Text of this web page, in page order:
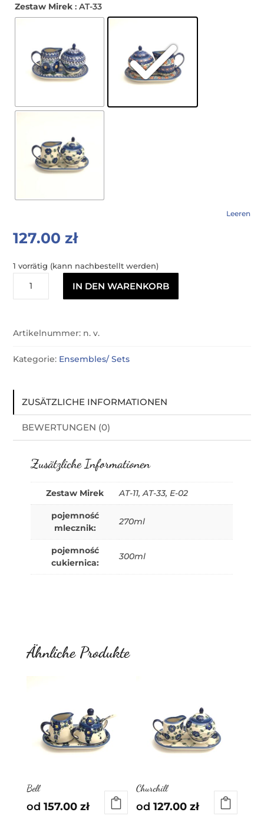
Zestaw Mirek : AT-33
Leeren
127.00zł
1 vorrätig (kann nachbestellt werden)
Menge
IN DEN WARENKORB
Artikelnummer: n. v.
Kategorie: Ensembles/ Sets
ZUSÄTZLICHE INFORMATIONEN
BEWERTUNGEN (0)
Zusätzliche Informationen
Zestaw Mirek AT-11, AT-33, E-02
pojemność
mlecznik:
270ml
pojemność
cukiernica:
300ml
Ähnliche Produkte
Bell
od 157.00 zł
Churchill
od127.00zł